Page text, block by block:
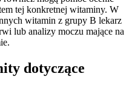
tej konkretnej witaminy. W
witamin z grupy B lekarz
lub analizy moczu mające na
dotyczące